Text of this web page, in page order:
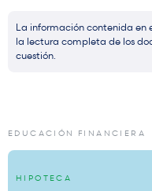
La información contenida en
la lectura completa de los
cuestión.
EDUCACIÓN FINANCIERA
HIPOTECA